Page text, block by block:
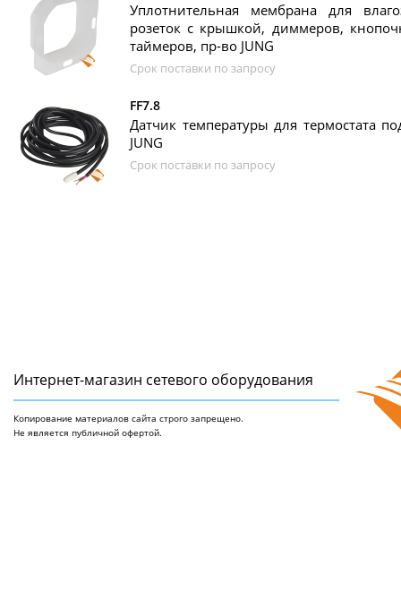
Уплотнительная мембрана для
розеток с крышкой, диммеров,
таймеров, пр-во JUNG
Срок поставки по запросу
FF7.8
Датчик температуры для термостата
JUNG
Срок поставки по запросу
Интернет-магазин сетeвого оборудования
Копирование материалов сайта строго запрещено.
Не является публичной офертой.